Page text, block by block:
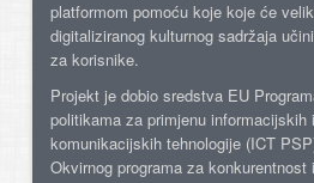
platformom pomoću koje koje će
digitaliziranog kulturnog sadržaja
za korisnike.
Projekt je dobio sredstva EU
politikama za primjenu informacijskih i
komunikacijskih tehnologije (ICT
Okvirnog programa za konkurentnost i